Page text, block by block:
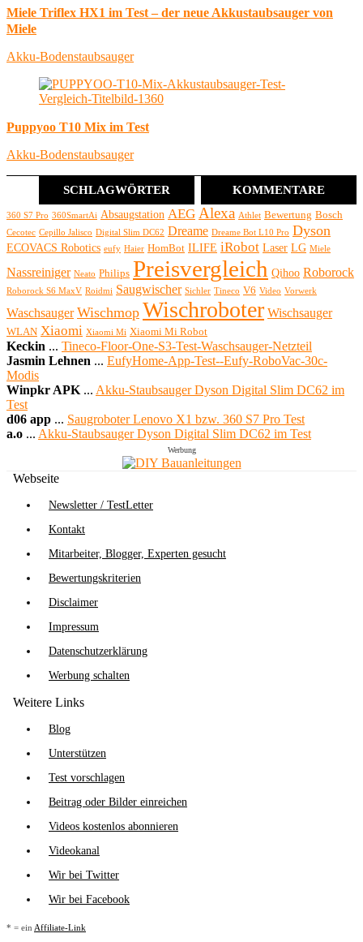
Miele Triflex HX1 im Test – der neue Akkustaubsauger von
Miele
Akku-Bodenstaubsauger
Puppyoo T10 Mix im Test
Akku-Bodenstaubsauger
SCHLAGWÖRTER KOMMENTARE
360 S7 Pro 360SmartAi Absaugstation AEG Alexa Athlet Bewertung Bosch
Cecotec Cepillo Jalisco Digital Slim DC62 Dreame Dreame Bot L10 Pro Dyson
ECOVACS Robotics eufy Haier HomBot ILIFE iRobot Laser LG Miele
Nassreiniger Neato Philips Preisvergleich Qihoo Roborock
Roborock S6 MaxV Roidmi Saugwischer Sichler Tineco V6 Video Vorwerk
Waschsauger Wischmop Wischroboter Wischsauger
WLAN Xiaomi Xiaomi Mi Xiaomi Mi Robot
Keckin ... Tineco-Floor-One-S3-Test-Waschsauger-Netzteil
Jasmin Lehnen ... EufyHome-App-Test--Eufy-RoboVac-30c-
Modis
Winpkr APK ... Akku-Staubsauger Dyson Digital Slim DC62 im
Test
d06 app ... Saugroboter Lenovo X1 bzw. 360 S7 Pro Test
a.o ... Akku-Staubsauger Dyson Digital Slim DC62 im Test
Werbung
Webseite
Newsletter / TestLetter
Kontakt
Mitarbeiter, Blogger, Experten gesucht
Bewertungskriterien
Disclaimer
Impressum
Datenschutzerklärung
Werbung schalten
Weitere Links
Blog
Unterstützen
Test vorschlagen
Beitrag oder Bilder einreichen
Videos kostenlos abonnieren
Videokanal
Wir bei Twitter
Wir bei Facebook
* = ein Affiliate-Link